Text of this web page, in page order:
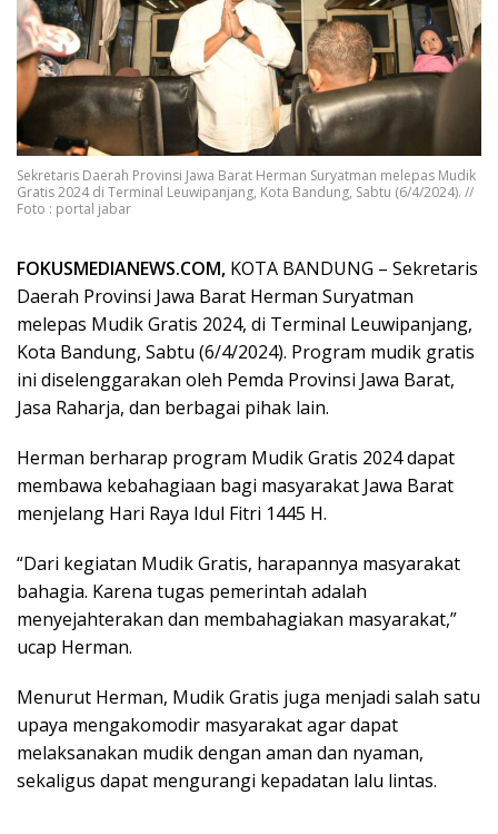
Sekretaris Daerah Provinsi Jawa Barat Herman Suryatman melepas Mudik
Gratis 2024 di Terminal Leuwipanjang, Kota Bandung, Sabtu (6/4/2024). //
Foto : portal jabar
FOKUSMEDIANEWS.COM, KOTA BANDUNG – Sekretaris
Daerah Provinsi Jawa Barat Herman Suryatman
melepas Mudik Gratis 2024, di Terminal Leuwipanjang,
Kota Bandung, Sabtu (6/4/2024). Program mudik gratis
ini diselenggarakan oleh Pemda Provinsi Jawa Barat,
Jasa Raharja, dan berbagai pihak lain.
Herman berharap program Mudik Gratis 2024 dapat
membawa kebahagiaan bagi masyarakat Jawa Barat
menjelang Hari Raya Idul Fitri 1445 H.
“Dari kegiatan Mudik Gratis, harapannya masyarakat
bahagia. Karena tugas pemerintah adalah
menyejahterakan dan membahagiakan masyarakat,”
ucap Herman.
Menurut Herman, Mudik Gratis juga menjadi salah satu
upaya mengakomodir masyarakat agar dapat
melaksanakan mudik dengan aman dan nyaman,
sekaligus dapat mengurangi kepadatan lalu lintas.